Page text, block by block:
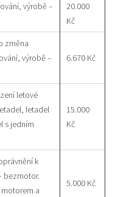
výrobě –
20.000
Kč
změna
výrobě –
6.670 Kč
letové
letadel
s jedním
15.000
Kč
k
bezmotor.
a
5.000 Kč